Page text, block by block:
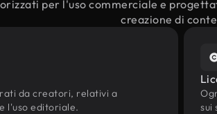
per l'uso commerciale e
creazione di
da creatori, relativi a
l'uso editoriale.
sui